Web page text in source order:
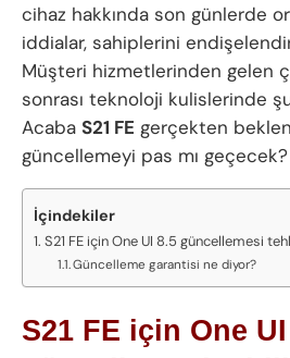
cihaz hakkında son günlerde
iddialar, sahiplerini
Müşteri hizmetlerinden gelen
sonrası teknoloji kulislerinde
Acaba S21 FE gerçekten
güncellemeyi pas mı geçecek?
İçindekiler
S21 FE için One UI 8.5 güncellemesi
Güncelleme garantisi ne diyor?
S21 FE için One